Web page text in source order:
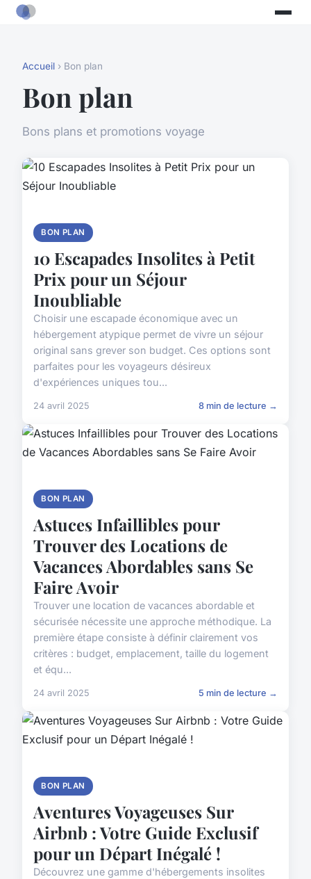
Accueil › Bon plan
Bon plan
Bons plans et promotions voyage
BON PLAN
10 Escapades Insolites à Petit
Prix pour un Séjour
Inoubliable
Choisir une escapade économique avec un
hébergement atypique permet de vivre un séjour
original sans grever son budget. Ces options sont
parfaites pour les voyageurs désireux
d'expériences uniques tou...
24 avril 2025 8 min de lecture →
BON PLAN
Astuces Infaillibles pour
Trouver des Locations de
Vacances Abordables sans Se
Faire Avoir
Trouver une location de vacances abordable et
sécurisée nécessite une approche méthodique. La
première étape consiste à définir clairement vos
critères : budget, emplacement, taille du logement
et équ...
24 avril 2025 5 min de lecture →
BON PLAN
Aventures Voyageuses Sur
Airbnb : Votre Guide Exclusif
pour un Départ Inégalé !
Découvrez une gamme d'hébergements insolites